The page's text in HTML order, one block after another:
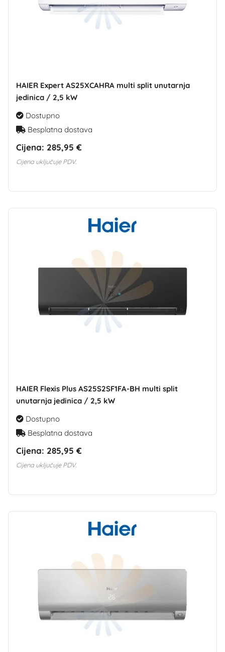
HAIER Expert AS25XCAHRA multi split unutarnja
jedinica / 2,5 kW
Dostupno
Besplatna dostava
Cijena: 285,95 €
Cijena uključuje PDV.
HAIER Flexis Plus AS25S2SF1FA-BH multi split
unutarnja jedinica / 2,5 kW
Dostupno
Besplatna dostava
Cijena: 285,95 €
Cijena uključuje PDV.